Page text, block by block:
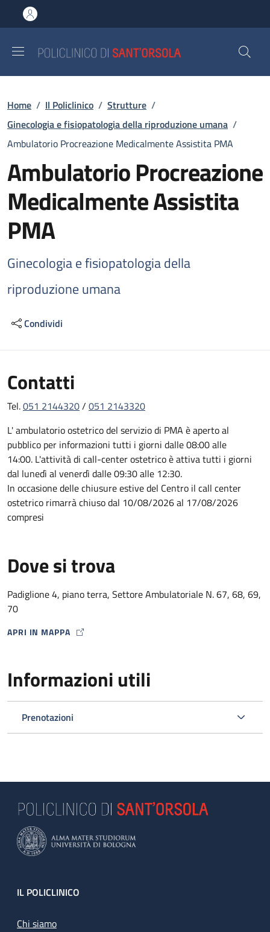
al contenuto principale
to footer content
Briciole di pane
Home / Il Policlinico / Strutture /
Ginecologia e fisiopatologia della riproduzione umana /
Ambulatorio Procreazione Medicalmente Assistita PMA
Ambulatorio Procreazione
Medicalmente Assistita
PMA
Ginecologia e fisiopatologia della
riproduzione umana
Condividi
Contatti
Tel.051 2144320/ 051 2143320
L' ambulatorio ostetrico del servizio di PMA è aperto al
pubblico per informazioni tutti i giorni dalle 08:00 alle
14:00. L'attività di call-center ostetrico è attiva tutti i giorni
dal lunedì al venerdì dalle 09:30 alle 12:30.
In occasione delle chiusure estive del Centro il call center
ostetrico rimarrà chiuso dal 10/08/2026 al 17/08/2026
compresi
Dove si trova
Padiglione 4, piano terra, Settore Ambulatoriale N. 67, 68, 69,
70
APRI IN MAPPA
MAP ICON
Informazioni utili
Prenotazioni
Footer
IL POLICLINICO
Chi siamo